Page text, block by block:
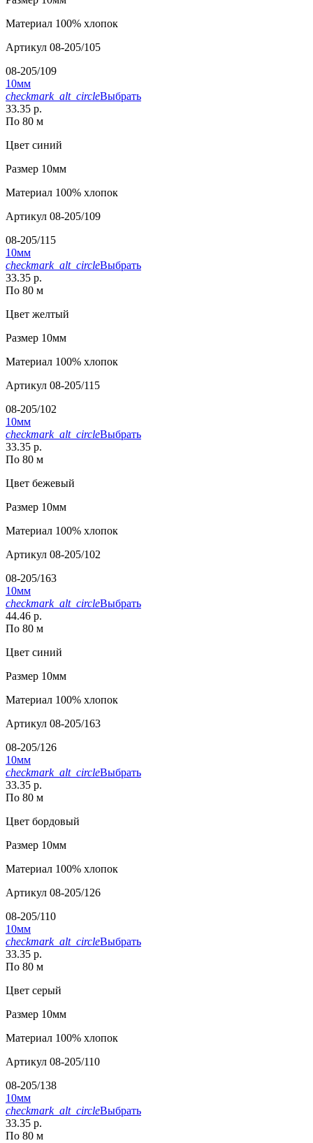
Материал 100% хлопок
Артикул 08-205/105
08-205/109
10мм
checkmark_alt_circleВыбрать
33.35 р.
По 80 м
Цвет синий
Размер 10мм
Материал 100% хлопок
Артикул 08-205/109
08-205/115
10мм
checkmark_alt_circleВыбрать
33.35 р.
По 80 м
Цвет желтый
Размер 10мм
Материал 100% хлопок
Артикул 08-205/115
08-205/102
10мм
checkmark_alt_circleВыбрать
33.35 р.
По 80 м
Цвет бежевый
Размер 10мм
Материал 100% хлопок
Артикул 08-205/102
08-205/163
10мм
checkmark_alt_circleВыбрать
44.46 р.
По 80 м
Цвет синий
Размер 10мм
Материал 100% хлопок
Артикул 08-205/163
08-205/126
10мм
checkmark_alt_circleВыбрать
33.35 р.
По 80 м
Цвет бордовый
Размер 10мм
Материал 100% хлопок
Артикул 08-205/126
08-205/110
10мм
checkmark_alt_circleВыбрать
33.35 р.
По 80 м
Цвет серый
Размер 10мм
Материал 100% хлопок
Артикул 08-205/110
08-205/138
10мм
checkmark_alt_circleВыбрать
33.35 р.
По 80 м